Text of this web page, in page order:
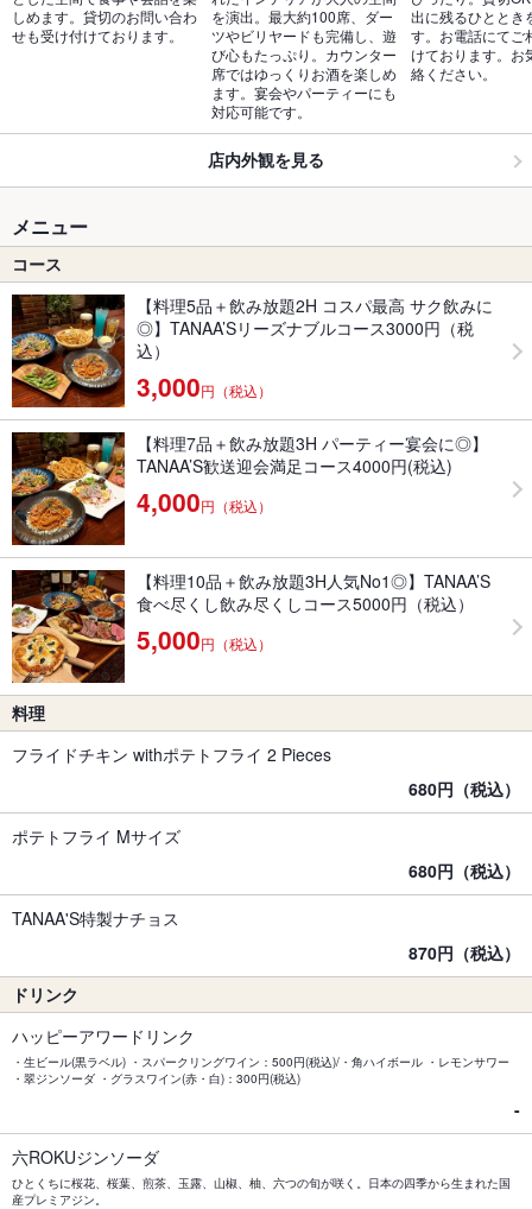
しめます。貸切のお問い合わ
せも受け付けております。
を演出。最大約100席、ダー
ツやビリヤードも完備し、遊
び心もたっぷり。カウンター
席ではゆっくりお酒を楽しめ
ます。宴会やパーティーにも
対応可能です。
出に残るひととき
す。お電話にてご
けております。お
絡ください。
店内外観を見る
メニュー
コース
【料理5品＋飲み放題2H コスパ最高 サク飲みに
◎】TANAA’Sリーズナブルコース3000円（税
込）
3,000円（税込）
【料理7品＋飲み放題3H パーティー宴会に◎】
TANAA’S歓送迎会満足コース4000円(税込)
4,000円（税込）
【料理10品＋飲み放題3H人気No1◎】TANAA’S
食べ尽くし飲み尽くしコース5000円（税込）
5,000円（税込）
料理
フライドチキン withポテトフライ 2 Pieces
680円（税込）
ポテトフライ Mサイズ
680円（税込）
TANAA'S特製ナチョス
870円（税込）
ドリンク
ハッピーアワードリンク
・生ビール(黒ラベル) ・スパークリングワイン：500円(税込)/・角ハイボール ・レモンサワー
・翠ジンソーダ ・グラスワイン(赤・白)：300円(税込)
-
六ROKUジンソーダ
ひとくちに桜花、桜葉、煎茶、玉露、山椒、柚、六つの旬が咲く。日本の四季から生まれた国
産プレミアジン。